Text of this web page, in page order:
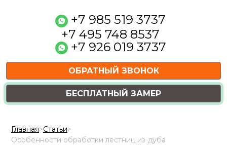
+7 985 519 3737
+7 495 748 8537
+7 926 019 3737
ОБРАТНЫЙ ЗВОНОК
БЕСПЛАТНЫЙ ЗАМЕР
Главная>Статьи>
Особенности обработки лестниц из дуба